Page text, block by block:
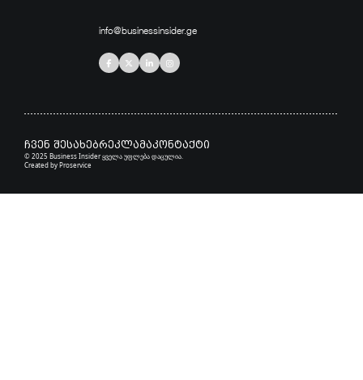
info@businessinsider.ge
ჩვენ შესახებრეკლამაკონტაქტი
© 2025 Business Insider ყველა უფლება დაცულია.
Created byProservice